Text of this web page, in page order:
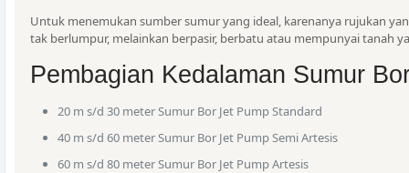
Untuk menemukan sumber sumur yang ideal, karenanya rujukan
tak berlumpur, melainkan berpasir, berbatu atau mempunyai tanah
Pembagian Kedalaman Sumur
20 m s/d 30 meter Sumur Bor Jet Pump Standard
40 m s/d 60 meter Sumur Bor Jet Pump Semi Artesis
60 m s/d 80 meter Sumur Bor Jet Pump Artesis